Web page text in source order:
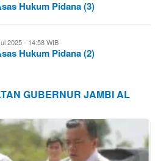
Hukum Pidana (3)
2025 - 14:58 WIB
Hukum Pidana (2)
GUBERNUR JAMBI AL